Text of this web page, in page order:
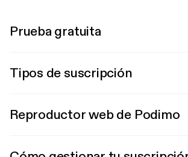
Prueba gratuita
Tipos de suscripción
Reproductor web de Podimo